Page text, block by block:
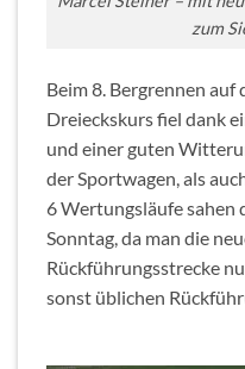
zum
Beim 8. Bergrennen auf
Dreieckskurs fiel dank
und einer guten
der Sportwagen, als
6 Wertungsläufe sahen
Sonntag, da man die
Rückführungsstrecke
sonst üblichen